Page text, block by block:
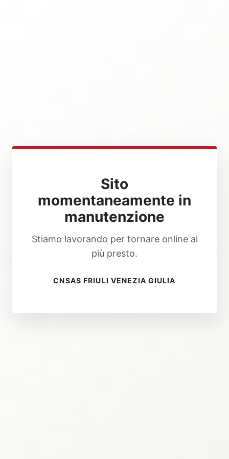
Sito
momentaneamente in
manutenzione
Stiamo lavorando per tornare online al
più presto.
CNSAS FRIULI VENEZIA GIULIA